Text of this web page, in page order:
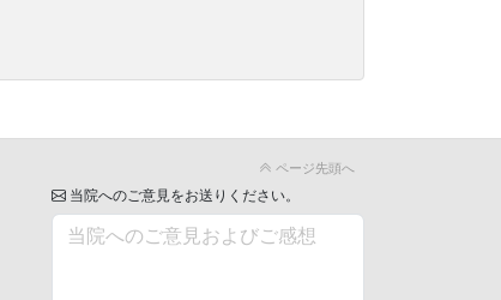
ページ先頭へ
当院へのご意見をお送りください。